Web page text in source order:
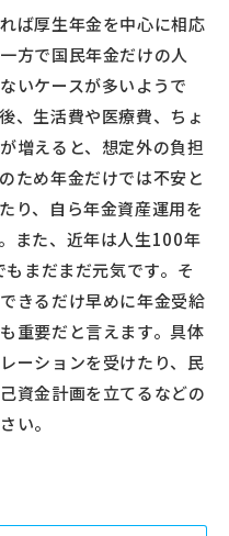
ば厚生年金を中心に相応
方で国民年金だけの人
いケースが多いようで
、生活費や医療費、ちょ
増えると、想定外の負担
ため年金だけでは不安と
り、自ら年金資産運用を
また、近年は人生100年
まだまだ元気です。そ
きるだけ早めに年金受給
重要だと言えます。具体
ーションを受けたり、民
資金計画を立てるなどの
い。